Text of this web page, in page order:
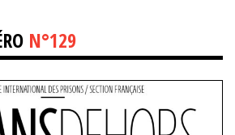
N°129